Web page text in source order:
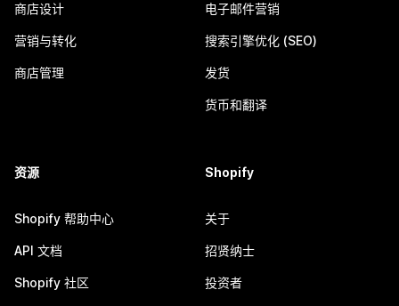
商店设计
营销与转化
商店管理
电子邮件营销
搜索引擎优化 (SEO)
发货
货币和翻译
资源
Shopify 帮助中心
API 文档
Shopify 社区
Shopify
关于
招贤纳士
投资者